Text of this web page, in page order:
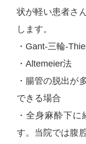
状が軽い患者さ
します。
・Gant-三輪-
・Altemeier法
・腸管の脱出が
できる場合
・全身麻酔下
す。当院では腹